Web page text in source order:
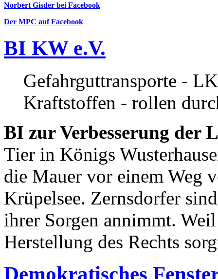
Norbert Gisder bei Facebook
Der MPC auf Facebook
BI KW e.V.
Gefahrguttransporte -
Kraftstoffen - rollen
BI zur Verbesserung der
Tier in Königs
die Mauer vor einem Weg
Krüpelsee. Zernsdorfer
ihrer Sorgen annimmt.
Herstellung des Rechts
Demokratisches